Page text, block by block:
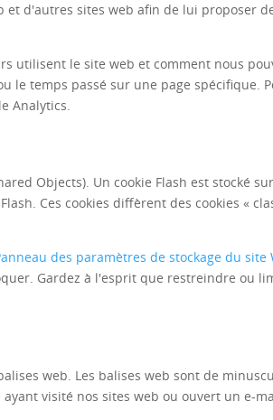
d'autres sites web afin de lui proposer
utilisent le site web et comment nous
le temps passé sur une page spécifique.
Analytics.
Objects). Un cookie Flash est stocké
Ces cookies diffèrent des cookies «
des paramètres de stockage du site
Gardez à l'esprit que restreindre ou
web. Les balises web sont de
visité nos sites web ou ouvert un e-